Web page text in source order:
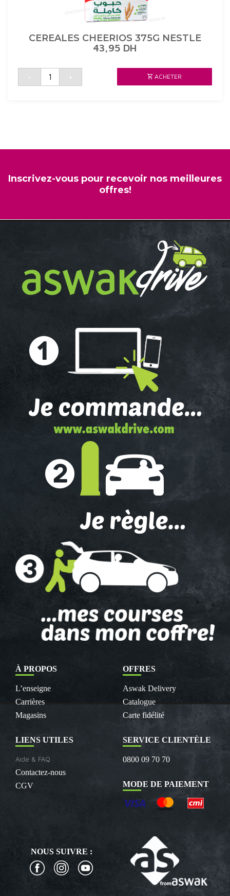
CEREALES CHEERIOS 375G NESTLE
43,95 DH
-
quantité
CEREALES
+ ACHETER
Inscrivez-vous pour recevoir nos meilleures
offres!
À PROPOS
L’enseigne
Carrières
Magasins
OFFRES
Aswak Delivery
Catalogue
Carte fidélité
LIENS UTILES
Aide & FAQ
Contactez-nous
CGV
SERVICE CLIENTÈLE
0800 09 70 70
MODE DE PAIEMENT
NOUS SUIVRE :